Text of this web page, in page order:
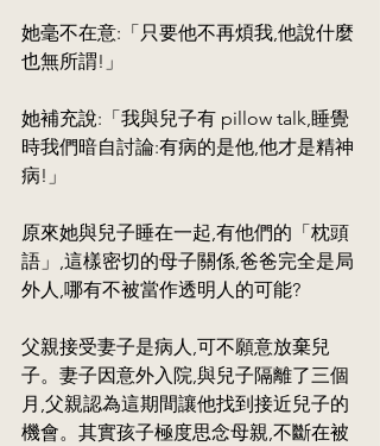
她毫不在意:「只要他不再煩我,他說什麼
也無所謂!」
她補充說:「我與兒子有 pillow talk,睡覺
時我們暗自討論:有病的是他,他才是精神
病!」
原來她與兒子睡在一起,有他們的「枕頭
語」,這樣密切的母子關係,爸爸完全是局
外人,哪有不被當作透明人的可能?
父親接受妻子是病人,可不願意放棄兒
子。妻子因意外入院,與兒子隔離了三個
月,父親認為這期間讓他找到接近兒子的
機會。其實孩子極度思念母親,不斷在被